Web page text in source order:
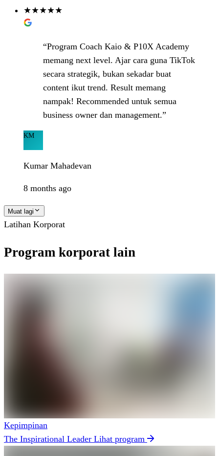
★★★★★
“Program Coach Kaio & P10X Academy
memang next level. Ajar cara guna TikTok
secara strategik, bukan sekadar buat
content ikut trend. Result memang
nampak! Recommended untuk semua
business owner dan management.”
KM
Kumar Mahadevan
8 months ago
Muat lagi
Latihan Korporat
Program korporat lain
Kepimpinan
The Inspirational Leader Lihat program